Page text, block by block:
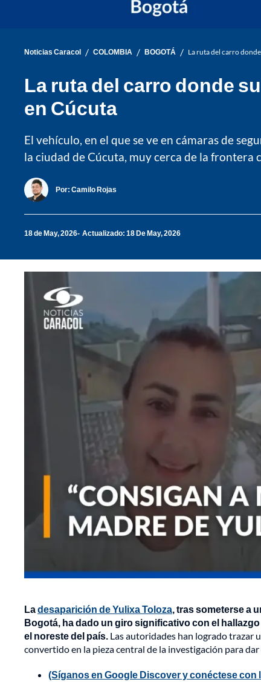
Noticias Caracol / COLOMBIA / BOGOTÁ / La ruta del carro
La ruta del carro donde
en Cúcuta
El vehículo, en el que se ve en cámaras de
la ciudad de Cúcuta, muy cerca de la frontera
Por: Camilo Rojas
18 de May, 2026 Actualizado: 18 De May, 2026
Ladesaparición de Yulixa Toloza, tras someterse a
Bogotá, ha dado un giro significativo con el
el noreste del país. Las autoridades han logrado trazar
convertido en la pieza central de la investigación para
(Síganos en Google Discover y conéctese